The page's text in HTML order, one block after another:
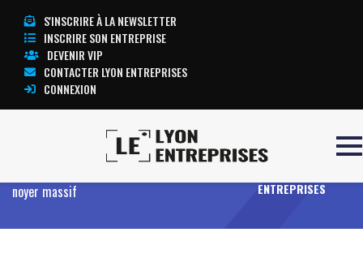
S'INSCRIRE À LA NEWSLETTER
INSCRIRE SON ENTREPRISE
DEVENIR VIP
CONTACTER LYON ENTREPRISES
CONNEXION
Offres
Meubles
noyer massif
TOUTE
ENTREPRISES